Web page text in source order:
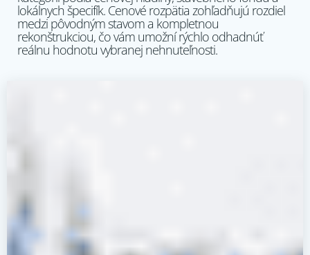
lokálnych špecifík. Cenové rozpätia zohľadňujú rozdiel
medzi pôvodným stavom a kompletnou
rekonštrukciou, čo vám umožní rýchlo odhadnúť
reálnu hodnotu vybranej nehnuteľnosti.